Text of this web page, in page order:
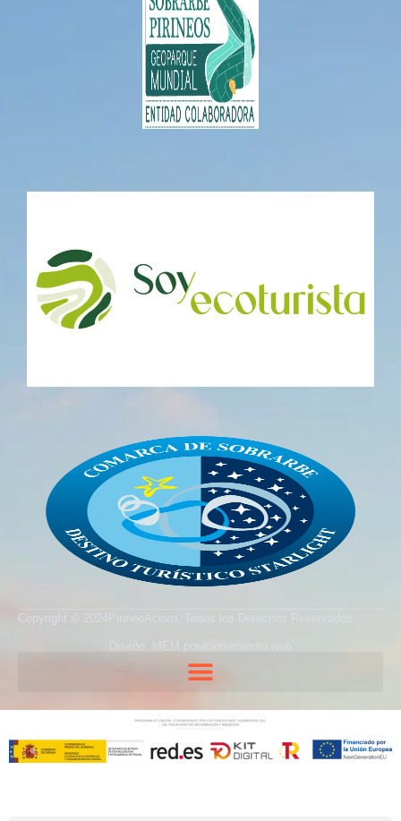
Copyright © 2024PirineoActivo. Todos los Derechos Reservados.
Diseño: MEM posicionamiento web